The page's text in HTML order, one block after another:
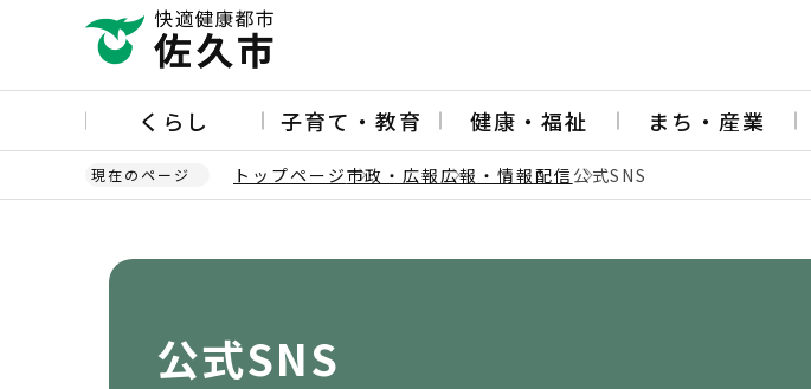
ー
の
くらし 子育て・教育 健康・福祉 まち・産業
現在のページ トップページ市政・広報広報・情報配信 公式SNS
公式SNS